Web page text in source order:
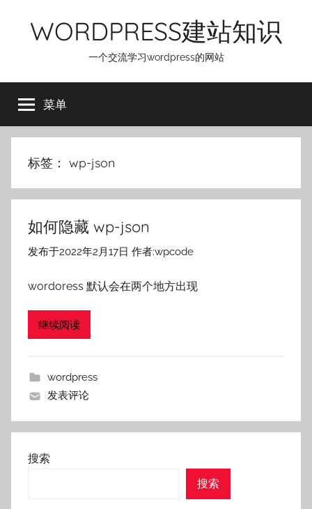
WORDPRESS建站知识
一个交流学习wordpress的网站
菜单
标签： wp-json
如何隐藏 wp-json
发布于2022年2月17日 作者:wpcode
wordoress 默认会在两个地方出现
继续阅读
wordpress
发表评论
搜索
搜索